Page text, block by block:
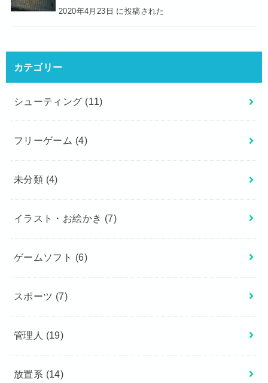
2020年4月23日 に投稿された
カテゴリー
シューティング (11)
フリーゲーム (4)
未分類 (4)
イラスト・お絵かき (7)
ゲームソフト (6)
スポーツ (7)
管理人 (19)
放置系 (14)